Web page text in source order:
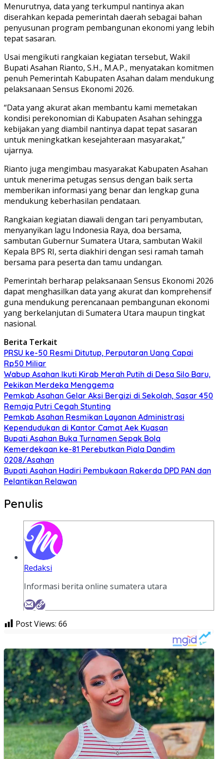
Menurutnya, data yang terkumpul nantinya akan
diserahkan kepada pemerintah daerah sebagai bahan
penyusunan program pembangunan ekonomi yang lebih
tepat sasaran.
Usai mengikuti rangkaian kegiatan tersebut, Wakil
Bupati Asahan Rianto, S.H., M.A.P., menyatakan komitmen
penuh Pemerintah Kabupaten Asahan dalam mendukung
pelaksanaan Sensus Ekonomi 2026.
“Data yang akurat akan membantu kami memetakan
kondisi perekonomian di Kabupaten Asahan sehingga
kebijakan yang diambil nantinya dapat tepat sasaran
untuk meningkatkan kesejahteraan masyarakat,”
ujarnya.
Rianto juga mengimbau masyarakat Kabupaten Asahan
untuk menerima petugas sensus dengan baik serta
memberikan informasi yang benar dan lengkap guna
mendukung keberhasilan pendataan.
Rangkaian kegiatan diawali dengan tari penyambutan,
menyanyikan lagu Indonesia Raya, doa bersama,
sambutan Gubernur Sumatera Utara, sambutan Wakil
Kepala BPS RI, serta diakhiri dengan sesi ramah tamah
bersama para peserta dan tamu undangan.
Pemerintah berharap pelaksanaan Sensus Ekonomi 2026
dapat menghasilkan data yang akurat dan komprehensif
guna mendukung perencanaan pembangunan ekonomi
yang berkelanjutan di Sumatera Utara maupun tingkat
nasional.
Berita Terkait
PRSU ke-50 Resmi Ditutup, Perputaran Uang Capai
Rp50 Miliar
Wabup Asahan Ikuti Kirab Merah Putih di Desa Silo Baru,
Pekikan Merdeka Menggema
Pemkab Asahan Gelar Aksi Bergizi di Sekolah, Sasar 450
Remaja Putri Cegah Stunting
Pemkab Asahan Resmikan Layanan Administrasi
Kependudukan di Kantor Camat Aek Kuasan
Bupati Asahan Buka Turnamen Sepak Bola
Kemerdekaan ke-81 Perebutkan Piala Dandim
0208/Asahan
Bupati Asahan Hadiri Pembukaan Rakerda DPD PAN dan
Pelantikan Relawan
Penulis
Redaksi
Informasi berita online sumatera utara
Post Views: 66